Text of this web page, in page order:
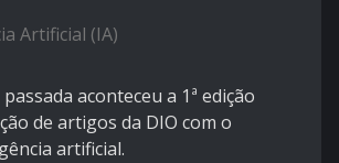
Artificial (IA)
aconteceu a 1ª edição
de artigos da DIO com o
artificial.